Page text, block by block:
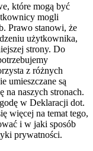
które mogą być
mogli
Prawo stanowi, że
użytkownika,
strony. Do
z różnych
umieszczane są
na naszych stronach.
w Deklaracji dot.
więcej na temat tego,
i w jaki sposób
prywatności.